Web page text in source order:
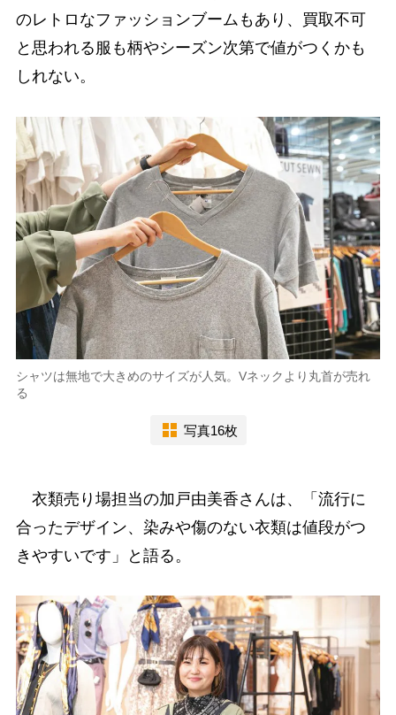
のレトロなファッションブームもあり、買取不可
と思われる服も柄やシーズン次第で値がつくかも
しれない。
シャツは無地で大きめのサイズが人気。Vネックより丸首が売れ
る
写真16枚
衣類売り場担当の加戸由美香さんは、「流行に
合ったデザイン、染みや傷のない衣類は値段がつ
きやすいです」と語る。